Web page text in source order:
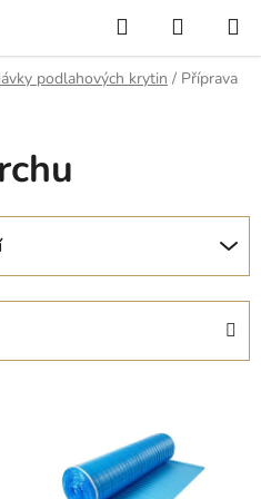
Hledat
KOŠÍK
podlahových krytin / Příprava